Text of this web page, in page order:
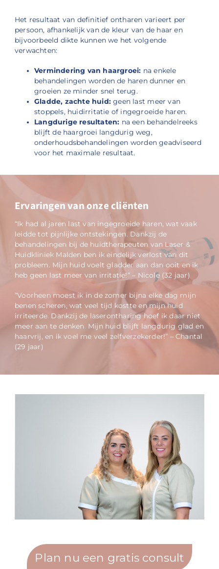
Het resultaat van definitief ontharen varieert per
persoon, afhankelijk van de kleur van de haar en
bijvoorbeeld dikte kunnen we het volgende
verwachten:
Vermindering van haargroei: na enkele
behandelingen worden de haren dunner en
groeien ze minder snel terug.
Gladde, zachte huid: geen last meer van
stoppels, huidirritatie of ingegroeide haren.
Langdurige resultaten: na een behandelreeks
blijft de haargroei langdurig weg,
onderhoudsbehandelingen worden geadviseerd
voor het maximale resultaat.
Ervaringen van onze cliënten
“Ik had al jaren last van ingegroeide haren, wat vaak
leidde tot pijnlijke ontstekingen. Dankzij de
behandelingen bij de huidtherapeuten van Laser &
Huidkliniek Malden ben ik eindelijk verlost van dit
probleem. Mijn huid voelt gladder aan dan ooit en ik
heb geen last meer van irritatie!” – Nicole (32 jaar)
“Voorheen moest ik in de zomer bijna elke dag mijn
benen scheren, wat veel tijd kostte en mijn huid
irriteerde. Dankzij de laserontharing hoef ik daar niet
meer aan te denken. Mijn huid blijft langdurig glad en
haarvrij, en ik voel me veel zelfverzekerder!” – Chantal
(29 jaar)
Plan nu een gratis consult